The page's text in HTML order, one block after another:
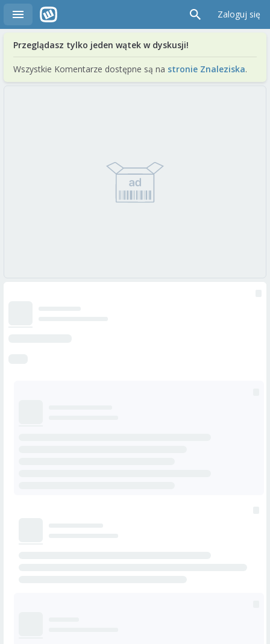
Zaloguj się
Przeglądasz tylko jeden wątek w dyskusji!
Wszystkie Komentarze dostępne są na stronie Znaleziska.